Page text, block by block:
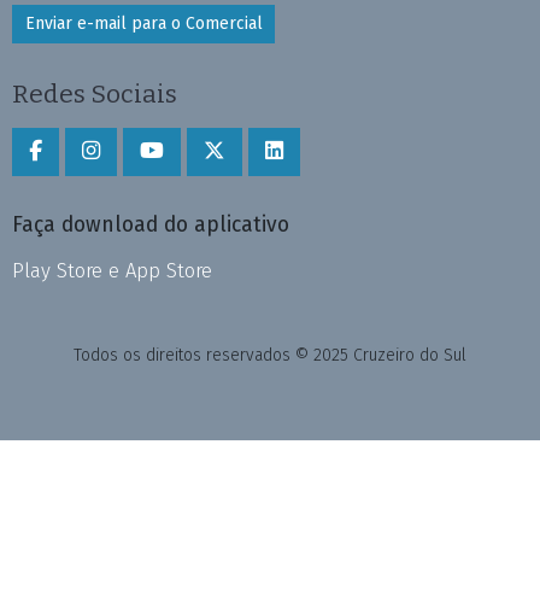
Enviar e-mail para o Comercial
Redes Sociais
Faça download do aplicativo
Play Store e App Store
Todos os direitos reservados © 2025 Cruzeiro do Sul